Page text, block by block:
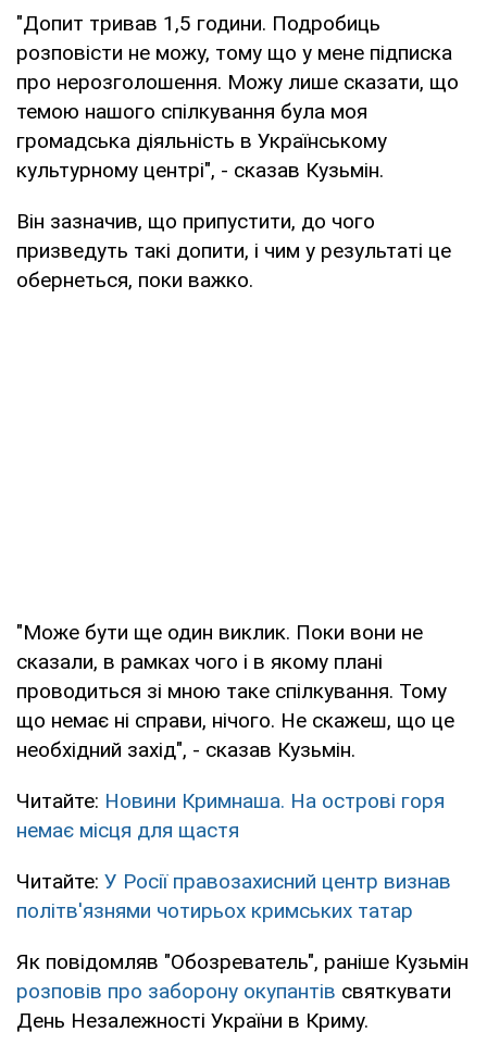
"Допит тривав 1,5 години. Подробиць
розповісти не можу, тому що у мене підписка
про нерозголошення. Можу лише сказати, що
темою нашого спілкування була моя
громадська діяльність в Українському
культурному центрі", - сказав Кузьмін.
Він зазначив, що припустити, до чого
призведуть такі допити, і чим у результаті це
обернеться, поки важко.
"Може бути ще один виклик. Поки вони не
сказали, в рамках чого і в якому плані
проводиться зі мною таке спілкування. Тому
що немає ні справи, нічого. Не скажеш, що це
необхідний захід", - сказав Кузьмін.
Читайте: Новини Кримнаша. На острові горя
немає місця для щастя
Читайте: У Росії правозахисний центр визнав
політв'язнями чотирьох кримських татар
Як повідомляв "Обозреватель", раніше Кузьмін
розповів про заборону окупантів святкувати
День Незалежності України в Криму.